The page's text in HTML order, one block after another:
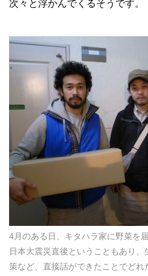
次々と浮かんでくるそうです。
4月のある日、キタハラ家に野菜を
日本大震災直後ということもあり
策など、直接話ができたことでどれ